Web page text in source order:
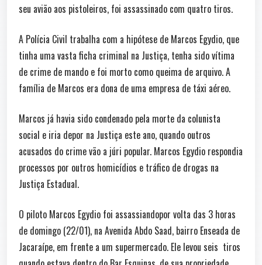
seu avião aos pistoleiros, foi assassinado com quatro tiros.
A Polícia Civil trabalha com a hipótese de Marcos Egydio, que
tinha uma vasta ficha criminal na Justiça, tenha sido vítima
de crime de mando e foi morto como queima de arquivo. A
família de Marcos era dona de uma empresa de táxi aéreo.
Marcos já havia sido condenado pela morte da colunista
social e iria depor na Justiça este ano, quando outros
acusados do crime vão a júri popular. Marcos Egydio respondia
processos por outros homicídios e tráfico de drogas na
Justiça Estadual.
O piloto Marcos Egydio foi assassiandopor volta das 3 horas
de domingo (22/01), na Avenida Abdo Saad, bairro Enseada de
Jacaraípe, em frente a um supermercado. Ele levou seis tiros